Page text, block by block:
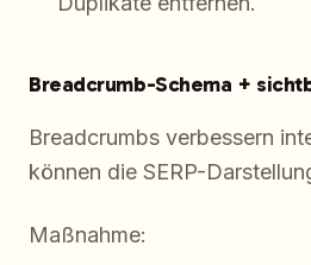
Breadcrumb-Schema +
Breadcrumbs verbessern
können die SERP-
Maßnahme: